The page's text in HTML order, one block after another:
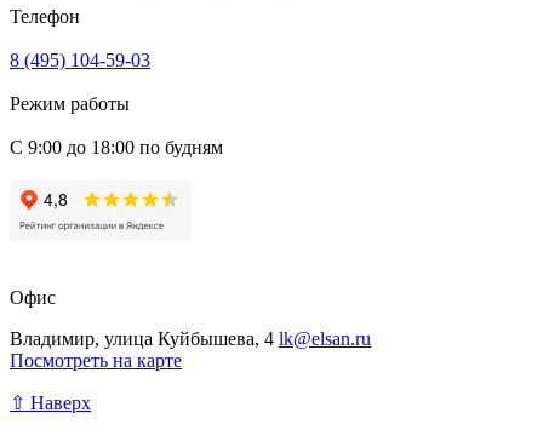
Телефон
8 (495) 104-59-03
Режим работы
С 9:00 до 18:00 по будням
Офис
Владимир, улица Куйбышева, 4 lk@elsan.ru
Посмотреть на карте
⇧ Наверх